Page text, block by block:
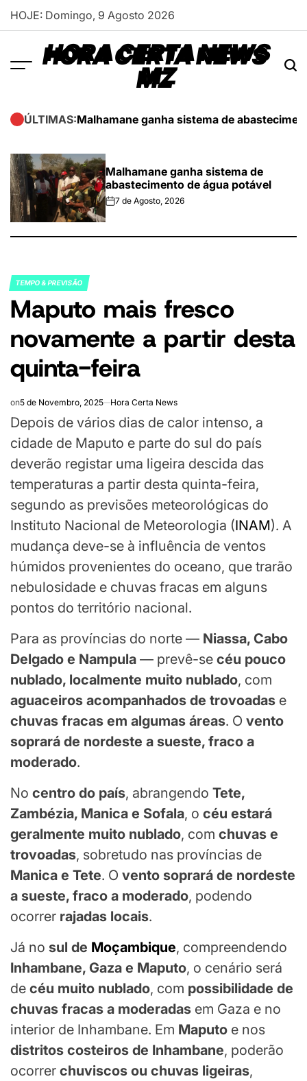
Skip
HOJE: Domingo, 9 Agosto 2026
HORA CERTA NEWS
MZ
ÚLTIMAS:Malhamane ganha sistema de
Malhamane ganha sistema de
abastecimento de água potável
on7 de Agosto, 2026
POSTED
IN
TEMPO & PREVISÃO
Maputo mais fresco
novamente a partir desta
quinta-feira
on5 de Novembro, 2025 Hora Certa News
Depois de vários dias de calor intenso, a
cidade de Maputo e parte do sul do país
deverão registar uma ligeira descida das
temperaturas a partir desta quinta-feira,
segundo as previsões meteorológicas do
Instituto Nacional de Meteorologia (INAM). A
mudança deve-se à influência de ventos
húmidos provenientes do oceano, que trarão
nebulosidade e chuvas fracas em alguns
pontos do território nacional.
Para as províncias do norte — Niassa, Cabo
Delgado e Nampula — prevê-se céu pouco
nublado, localmente muito nublado, com
aguaceiros acompanhados de trovoadas e
chuvas fracas em algumas áreas. O vento
soprará de nordeste a sueste, fraco a
moderado.
No centro do país, abrangendo Tete,
Zambézia, Manica e Sofala, o céu estará
geralmente muito nublado, com chuvas e
trovoadas, sobretudo nas províncias de
Manica e Tete. O vento soprará de nordeste
a sueste, fraco a moderado, podendo
ocorrer rajadas locais.
Já no sul de Moçambique, compreendendo
Inhambane, Gaza e Maputo, o cenário será
de céu muito nublado, com possibilidade de
chuvas fracas a moderadas em Gaza e no
interior de Inhambane. Em Maputo e nos
distritos costeiros de Inhambane, poderão
ocorrer chuviscos ou chuvas ligeiras,